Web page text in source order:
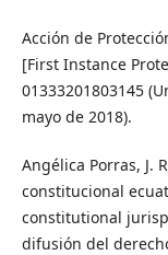
Acción de
[First Instance
01333201803145
mayo de 2018).
Angélica Porras, J.
constitucional
constitutional
difusión del